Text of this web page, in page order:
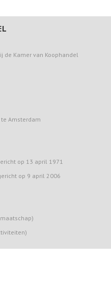
de Kamer van Koophandel
Amsterdam
op 13 april 1971
op 9 april 2006